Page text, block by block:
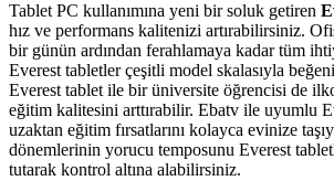
Tablet PC kullanımına yeni bir soluk getiren
hız ve performans kalitenizi artırabilirsiniz.
bir günün ardından ferahlamaya kadar tüm
Everest tabletler çeşitli model skalasıyla
Everest tablet ile bir üniversite öğrencisi de
eğitim kalitesini arttırabilir. Ebatv ile uyumlu
uzaktan eğitim fırsatlarını kolayca evinize
dönemlerinin yorucu temposunu Everest
tutarak kontrol altına alabilirsiniz.